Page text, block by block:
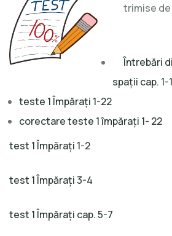
trimise de
Întrebări
spații cap. 1-
teste 1 Împărați 1-22
corectare teste 1 împărați 1- 22
test 1 Împărați 1-2
test 1 Împărați 3-4
test 1 Împărați cap. 5-7